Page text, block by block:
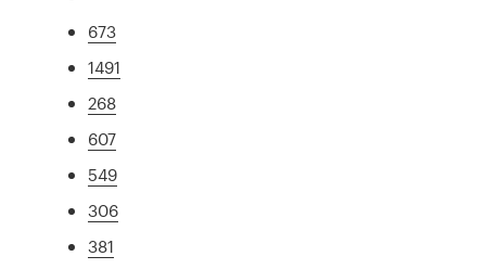
673
1491
268
607
549
306
381